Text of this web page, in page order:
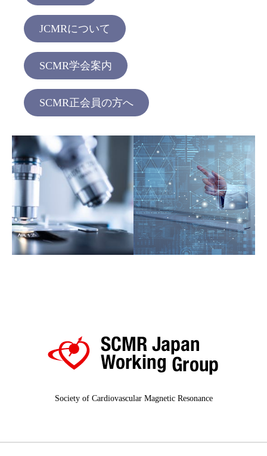
JCMRについて
SCMR学会案内
SCMR正会員の方へ
Society of Cardiovascular Magnetic Resonance